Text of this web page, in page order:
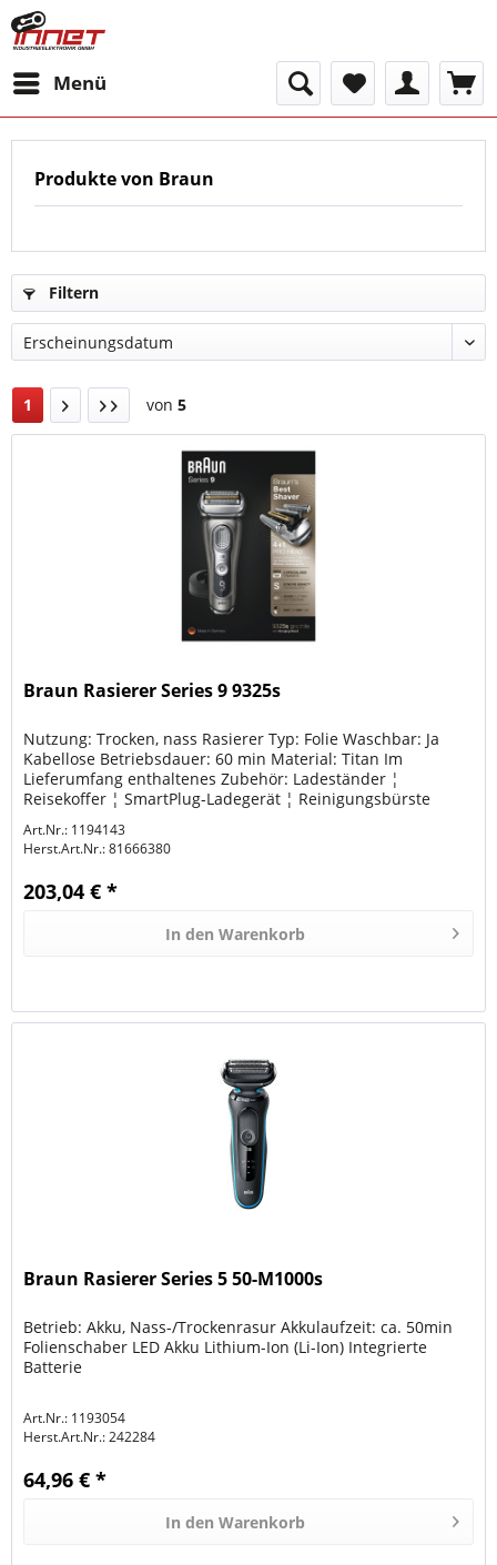
Menü
Produkte von Braun
Filtern
1 von 5
Braun Rasierer Series 9 9325s
Nutzung: Trocken, nass Rasierer Typ: Folie Waschbar: Ja
Kabellose Betriebsdauer: 60 min Material: Titan Im
Lieferumfang enthaltenes Zubehör: Ladeständer ¦
Reisekoffer ¦ SmartPlug-Ladegerät ¦ Reinigungsbürste
Art.Nr.: 1194143
Herst.Art.Nr.:81666380
203,04 € *
In den Warenkorb
Braun Rasierer Series 5 50-M1000s
Betrieb: Akku, Nass-/Trockenrasur Akkulaufzeit: ca. 50min
Folienschaber LED Akku Lithium-Ion (Li-Ion) Integrierte
Batterie
Art.Nr.: 1193054
Herst.Art.Nr.:242284
64,96 € *
In den Warenkorb